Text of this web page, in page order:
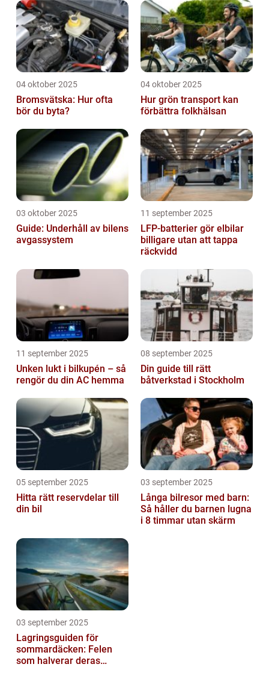
04 oktober 2025
Bromsvätska: Hur ofta
bör du byta?
04 oktober 2025
Hur grön transport kan
förbättra folkhälsan
03 oktober 2025
Guide: Underhåll av bilens
avgassystem
11 september 2025
LFP-batterier gör elbilar
billigare utan att tappa
räckvidd
11 september 2025
Unken lukt i bilkupén – så
rengör du din AC hemma
08 september 2025
Din guide till rätt
båtverkstad i Stockholm
05 september 2025
Hitta rätt reservdelar till
din bil
03 september 2025
Långa bilresor med barn:
Så håller du barnen lugna
i 8 timmar utan skärm
03 september 2025
Lagringsguiden för
sommardäcken: Felen
som halverar deras